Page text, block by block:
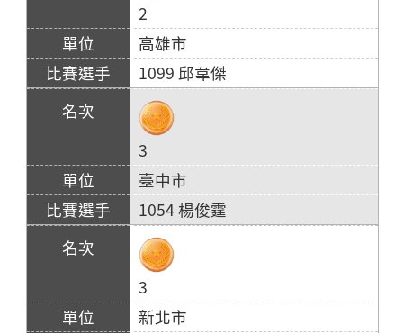
2
高雄市
1099 邱韋傑
3
臺中市
1054 楊俊霆
3
新北市